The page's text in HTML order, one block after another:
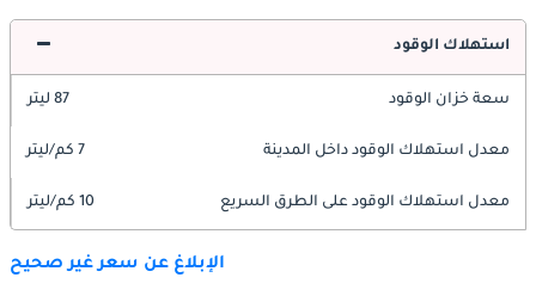
استهلاك الوقود
سعة خزان الوقود 87 ليتر
معدل استهلاك الوقود داخل المدينة 7 كم/ليتر
معدل استهلاك الوقود على الطرق السريع 10 كم/ليتر
الإبلاغ عن سعر غير صحيح